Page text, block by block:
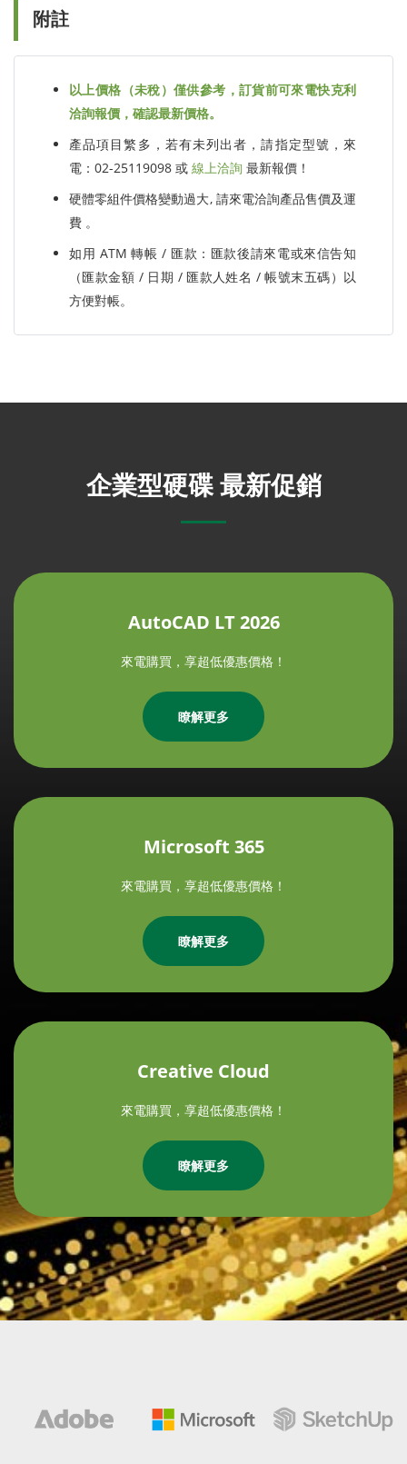
附註
以上價格（未稅）僅供參考，訂貨前可來電快克利
洽詢報價，確認最新價格。
產品項目繁多，若有未列出者，請指定型號，來
電：02-25119098 或 線上洽詢 最新報價！
硬體零組件價格變動過大, 請來電洽詢產品售價及運
費 。
如用 ATM 轉帳 / 匯款：匯款後請來電或來信告知
（匯款金額 / 日期 / 匯款人姓名 / 帳號末五碼）以
方便對帳。
企業型硬碟 最新促銷
AutoCAD LT 2026
來電購買，享超低優惠價格！
瞭解更多
Microsoft 365
來電購買，享超低優惠價格！
瞭解更多
Creative Cloud
來電購買，享超低優惠價格！
瞭解更多